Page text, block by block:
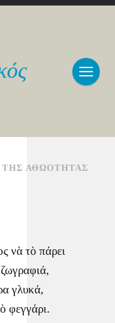
ΤΗΣ ΑΘΩΟΤΗΤΑΣ
νὰ τὸ πάρει
γλυκά,
φεγγάρι.